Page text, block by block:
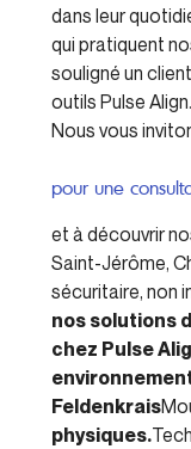
dans leur
qui pratiquent
souligné un
outils Pulse
Nous vous
pour une
et à découvrir
Saint-Jérôme,
sécuritaire, non
nos solutions
chez Pulse
Feldenkrais
physiques.